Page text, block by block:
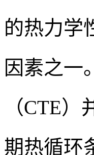
的热力学
因素之一
（CTE
期热循环